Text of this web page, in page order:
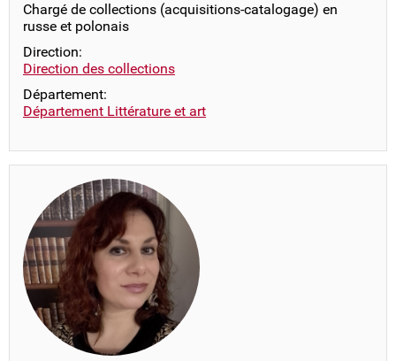
Chargé de collections (acquisitions-catalogage) en
russe et polonais
Direction:
Direction des collections
Département:
Département Littérature et art